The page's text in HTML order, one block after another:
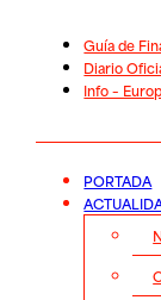
Guía de
Diario
Info –
PORTADA